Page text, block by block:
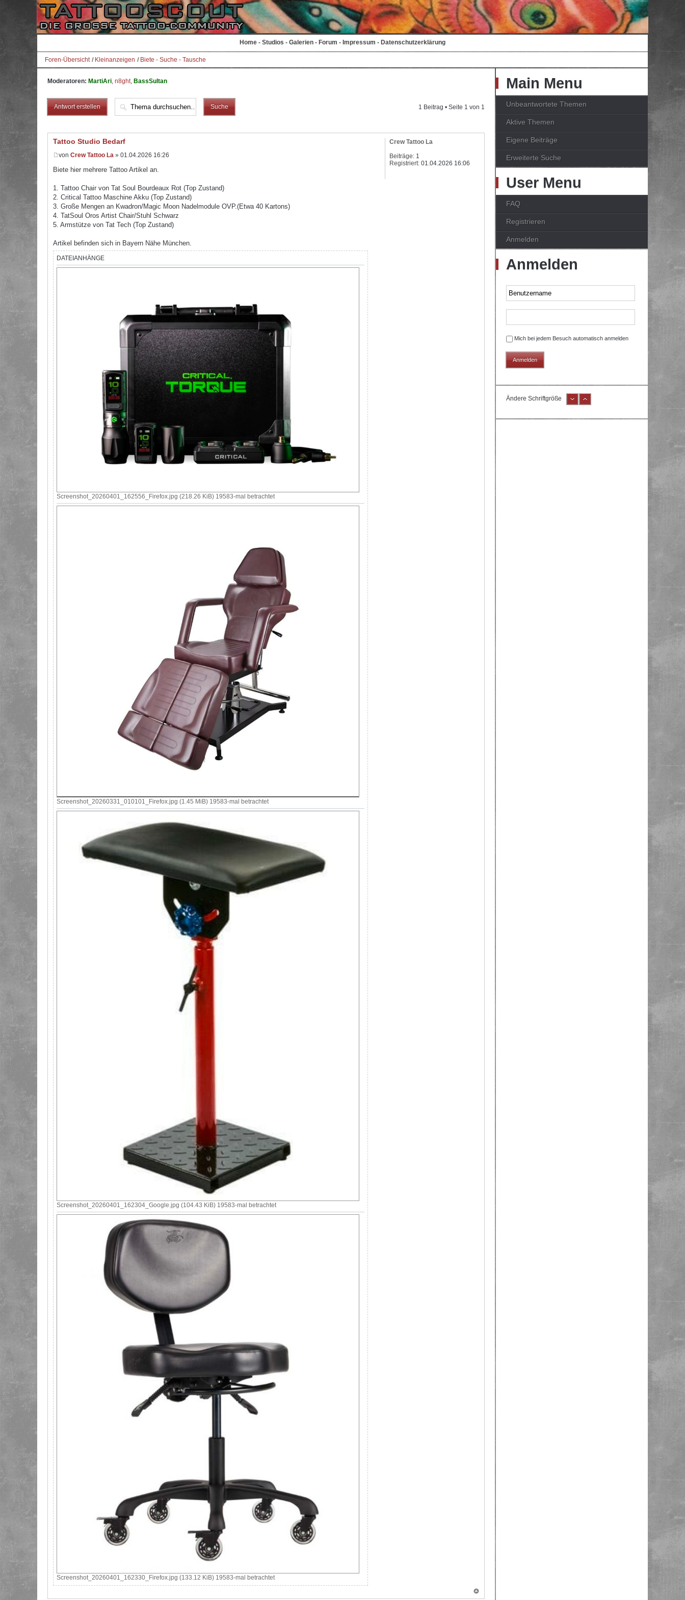
Home - Studios - Galerien - Forum - Impressum - Datenschutzerklärung
Foren-Übersicht Kleinanzeigen Biete - Suche - Tausche
Moderatoren: MartiAri, n8ght, BassSultan
Antwort erstellen 1 Beitrag • Seite 1 von 1
Tattoo Studio Bedarf
von Crew Tattoo La » 01.04.2026 16:26
Biete hier mehrere Tattoo Artikel an.
1. Tattoo Chair von Tat Soul Bourdeaux Rot (Top Zustand)
2. Critical Tattoo Maschine Akku (Top Zustand)
3. Große Mengen an Kwadron/Magic Moon Nadelmodule OVP.(Etwa 40 Kartons)
4. TatSoul Oros Artist Chair/Stuhl Schwarz
5. Armstütze von Tat Tech (Top Zustand)
Artikel befinden sich in Bayern Nähe München.
DATEIANHÄNGE
Screenshot_20260401_162556_Firefox.jpg (218.26 KiB) 19583-mal betrachtet
Screenshot_20260331_010101_Firefox.jpg (1.45 MiB) 19583-mal betrachtet
Screenshot_20260401_162304_Google.jpg (104.43 KiB) 19583-mal betrachtet
Screenshot_20260401_162330_Firefox.jpg (133.12 KiB) 19583-mal betrachtet
Crew Tattoo La
Beiträge: 1
Registriert: 01.04.2026 16:06
Main Menu
Unbeantwortete Themen
Aktive Themen
Eigene Beiträge
Erweiterte Suche
User Menu
FAQ
Registrieren
Anmelden
Anmelden
Mich bei jedem Besuch automatisch anmelden
Ändere Schriftgröße